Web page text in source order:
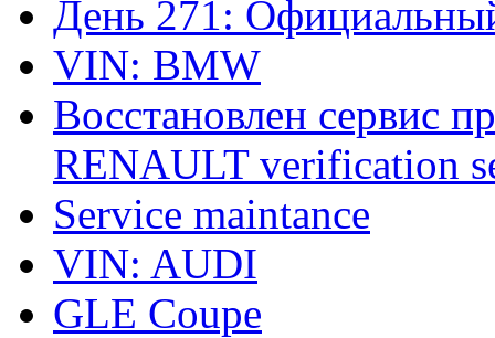
День 271:
VIN: BMW
Восстановлен сервис
RENAULT verification
Service maintance
VIN: AUDI
GLE Coupe